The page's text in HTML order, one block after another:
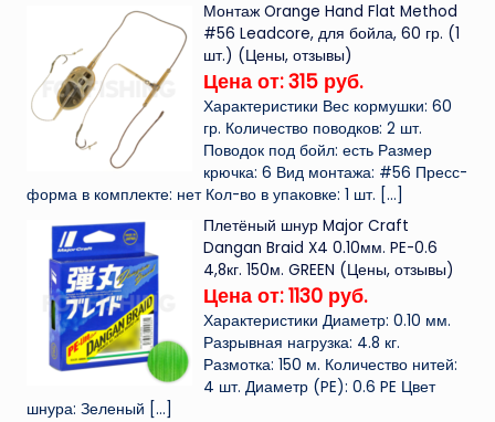
Монтаж Orange Hand Flat Method
#56 Leadcore, для бойла, 60 гр. (1
шт.) (Цены, отзывы)
Цена от: 315 руб.
Характеристики Вес кормушки: 60
гр. Количество поводков: 2 шт.
Поводок под бойл: есть Размер
крючка: 6 Вид монтажа: #56 Пресс-
форма в комплекте: нет Кол-во в упаковке: 1 шт. […]
Плетёный шнур Major Craft
Dangan Braid X4 0.10мм. PE-0.6
4,8кг. 150м. GREEN (Цены, отзывы)
Цена от: 1130 руб.
Характеристики Диаметр: 0.10 мм.
Разрывная нагрузка: 4.8 кг.
Размотка: 150 м. Количество нитей:
4 шт. Диаметр (PE): 0.6 PE Цвет
шнура: Зеленый […]